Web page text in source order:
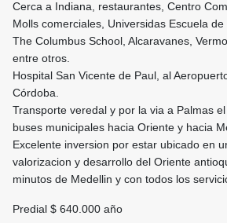
Cerca a Indiana, restaurantes, Centro
Molls comerciales, Universidas Escuela
The Columbus School, Alcaravanes,
entre otros.
Hospital San Vicente de Paul, al
Córdoba.
Transporte veredal y por la via a Palmas
buses municipales hacia Oriente y hacia
Excelente inversion por estar ubicado en
valorizacion y desarrollo del Oriente
minutos de Medellin y con todos los
Predial $ 640.000 año